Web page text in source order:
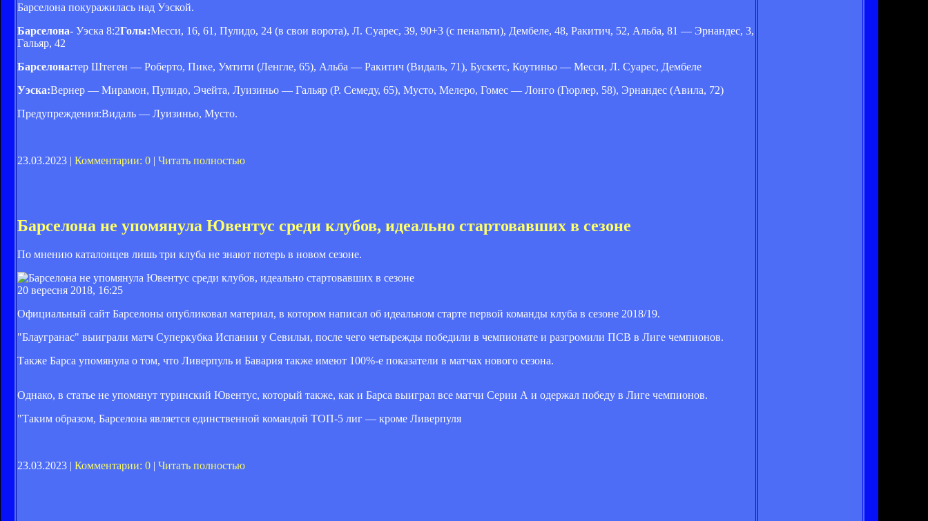
Барселона покуражилась над Уэской.
Барселона- Уэска 8:2Голы:Месси, 16, 61, Пулидо, 24 (в свои ворота), Л. Суарес, 39, 90+3 (с пенальти), Дембеле, 48, Ракитич, 52, Альба, 81 — Эрнандес, 3,
Гальяр, 42
Барселона:тер Штеген — Роберто, Пике, Умтити (Ленгле, 65), Альба — Ракитич (Видаль, 71), Бускетс, Коутиньо — Месси, Л. Суарес, Дембеле
Уэска:Вернер — Мирамон, Пулидо, Эчейта, Луизиньо — Гальяр (Р. Семеду, 65), Мусто, Мелеро, Гомес — Лонго (Гюрлер, 58), Эрнандес (Авила, 72)
Предупреждения:Видаль — Луизиньо, Мусто.
23.03.2023 | Комментарии: 0 | Читать полностью
Барселона не упомянула Ювентус среди клубов, идеально стартовавших в сезоне
По мнению каталонцев лишь три клуба не знают потерь в новом сезоне.
20 вересня 2018, 16:25
Официальный сайт Барселоны опубликовал материал, в котором написал об идеальном старте первой команды клуба в сезоне 2018/19.
"Блаугранас" выиграли матч Суперкубка Испании у Севильи, после чего четырежды победили в чемпионате и разгромили ПСВ в Лиге чемпионов.
Также Барса упомянула о том, что Ливерпуль и Бавария также имеют 100%-е показатели в матчах нового сезона.
Однако, в статье не упомянут туринский Ювентус, который также, как и Барса выиграл все матчи Серии А и одержал победу в Лиге чемпионов.
"Таким образом, Барселона является единственной командой ТОП-5 лиг — кроме Ливерпуля
23.03.2023 | Комментарии: 0 | Читать полностью